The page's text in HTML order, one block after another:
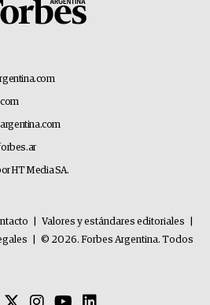
HT Media SA.
Valores y estándares editoriales
© 2026. Forbes Argentina. Todos